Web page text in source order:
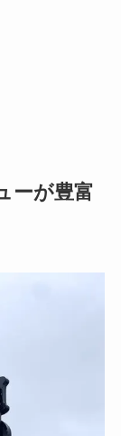
ーが豊富